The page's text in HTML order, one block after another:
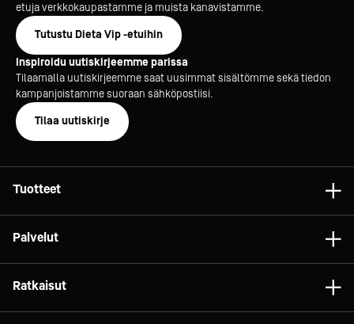
etuja verkkokaupastamme ja muista kanavistamme.
Tutustu Dieta Vip -etuihin
Inspiroidu uutiskirjeemme parissa
Tilaamalla uutiskirjeemme saat uusimmat sisältömme sekä tiedon
kampanjoistamme suoraan sähköpostiisi.
Tilaa uutiskirje
Tuotteet
Tarvikkeet
Vaunut ja kalusteet
Palvelut
Konsultointi
Ratkaisut